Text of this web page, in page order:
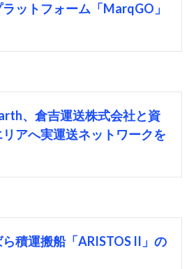
ットフォーム「MarqGO」
、倉吉運送株式会社と資
アへ実運送ネットワークを
積運搬船「ARISTOS II」の